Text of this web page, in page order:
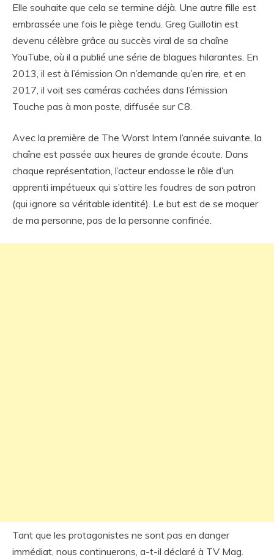
Elle souhaite que cela se termine déjà. Une autre fille est
embrassée une fois le piège tendu. Greg Guillotin est
devenu célèbre grâce au succès viral de sa chaîne
YouTube, où il a publié une série de blagues hilarantes. En
2013, il est à l’émission On n’demande qu’en rire, et en
2017, il voit ses caméras cachées dans l’émission
Touche pas à mon poste, diffusée sur C8.
Avec la première de The Worst Intern l’année suivante, la
chaîne est passée aux heures de grande écoute. Dans
chaque représentation, l’acteur endosse le rôle d’un
apprenti impétueux qui s’attire les foudres de son patron
(qui ignore sa véritable identité). Le but est de se moquer
de ma personne, pas de la personne confinée.
Tant que les protagonistes ne sont pas en danger
immédiat, nous continuerons, a-t-il déclaré à TV Mag.